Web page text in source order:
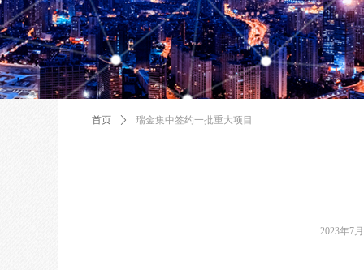
首页 ꄲ 瑞金集中签约一批重大项目
2023年7